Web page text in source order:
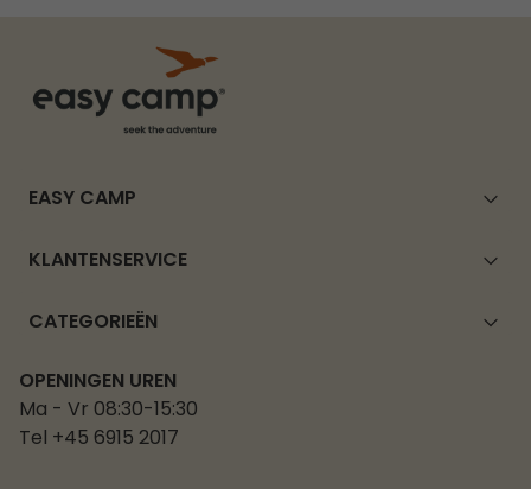
EASY CAMP
KLANTENSERVICE
CATEGORIEËN
OPENINGEN UREN
Ma - Vr 08:30-15:30
Tel +45 6915 2017